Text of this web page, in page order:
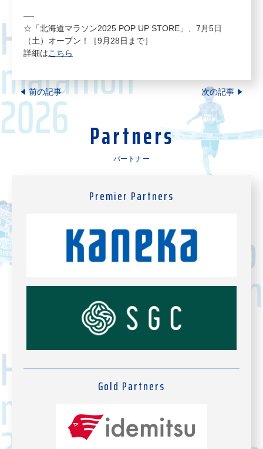
—-
☆「北海道マラソン2025 POP UP STORE」、7月5日
（土）オープン！［9月28日まで］
詳細はこちら
前の記事 次の記事
Partners
パートナー
Premier Partners
Gold Partners